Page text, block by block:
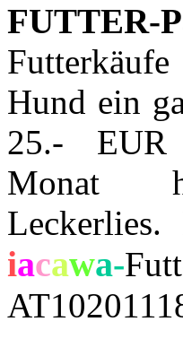
FUTTER-
Futterkä
Hund ein
25.- EUR
Monat
iacawa-